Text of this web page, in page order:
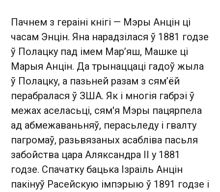
Пачнем з гераіні кнігі — Мэры Анцін ці
часам Энцін. Яна нарадзілася ў 1881 годзе
ў Полацку пад імем Мар’яш, Машке ці
Марыя Анцін. Да трынаццаці гадоў жыла
ў Полацку, а пазьней разам з сям’ёй
перабралася ў ЗША. Як і многія габрэі ў
межах аселасьці, сям'я Мэры пацярпела
ад абмежаваньняў, перасьледу і гвалту
пагромаў, разьвязаных асабліва пасьля
забойства цара Аляксандра II у 1881
годзе. Спачатку бацька Ізраіль Анцін
пакінуў Расейскую імпэрыю ў 1891 годзе і